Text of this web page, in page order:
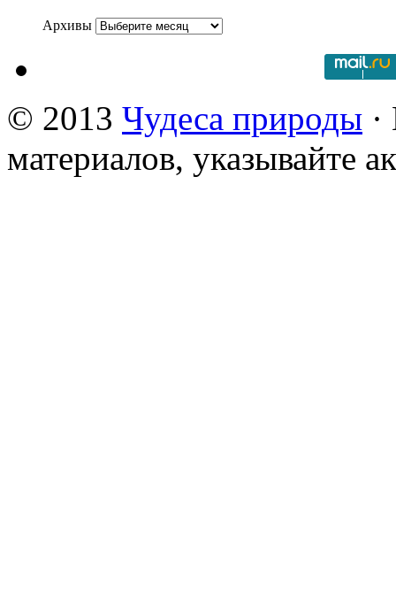
Архивы
© 2013 Чудеса природы
материалов, указывайте